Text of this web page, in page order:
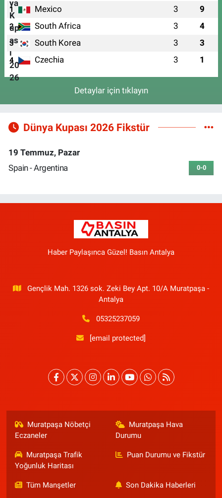
1 Mexico 3 9
2 South Africa 3 4
3 South Korea 3 3
4 Czechia 3 1
Detaylar için tıklayın
Dünya Kupası 2026 Fikstür
19 Temmuz, Pazar
Spain - Argentina
0-0
Haber Paylaşınca Güzel! Basın Antalya
Gençlik Mah. 1326 sok. Zeki Bey Apt. 10/A Muratpaşa -
Antalya
05325237059
[email protected]
Muratpaşa Nöbetçi
Eczaneler
Muratpaşa Hava
Durumu
Muratpaşa Trafik
Yoğunluk Haritası
Puan Durumu ve Fikstür
Tüm Manşetler Son Dakika Haberleri